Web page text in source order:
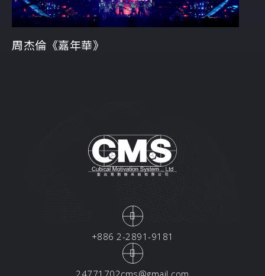
周杰倫《嘉年華》
+886 2-2891-9181
24771702cms@gmail.com